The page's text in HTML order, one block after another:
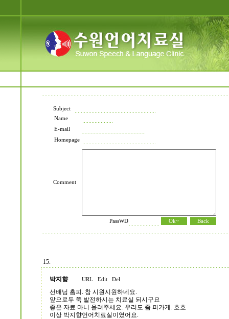
Subject
Name
E-mail
Homepage
Comment
PassWD
15.
박지향 URL Edit Del
선배님 홈피. 참 시원시원하네요.
앞으로두 쭉 발전하시는 치료실 되시구요
좋은 자료 마니 올려주세요. 우리도 좀 퍼가게. 호호
이상 박지향언어치료실이였어요.